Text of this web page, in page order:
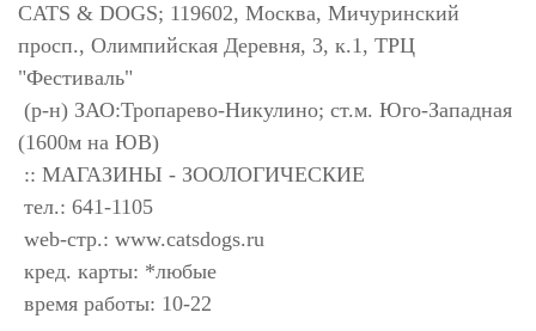
CATS & DOGS; 119602, Москва, Мичуринский
просп., Олимпийская Деревня, 3, к.1, ТРЦ
"Фестиваль"
(р-н) ЗАО:Тропарево-Никулино; ст.м. Юго-Западная
(1600м на ЮВ)
:: МАГАЗИНЫ - ЗООЛОГИЧЕСКИЕ
тел.: 641-1105
web-стр.: www.catsdogs.ru
кред. карты: *любые
время работы: 10-22